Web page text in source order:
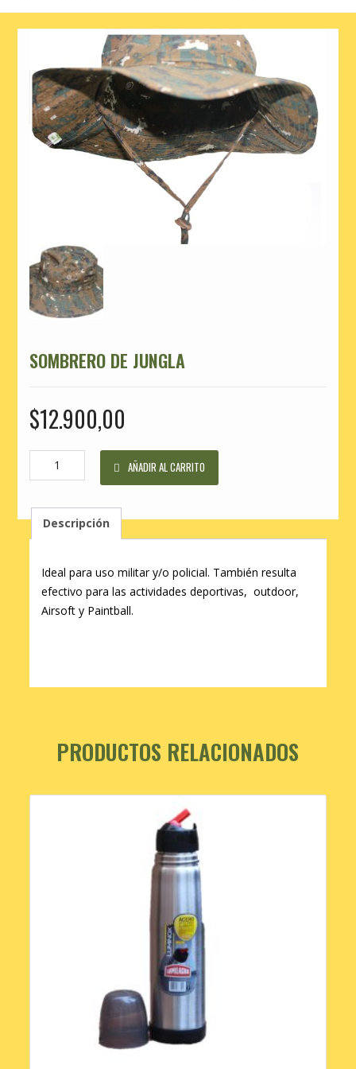
SOMBRERO DE JUNGLA
$12.900,00
Sombrero
de
AÑADIR AL CARRITO
Descripción
Ideal para uso militar y/o policial. También resulta
efectivo para las actividades deportivas, outdoor,
Airsoft y Paintball.
PRODUCTOS RELACIONADOS